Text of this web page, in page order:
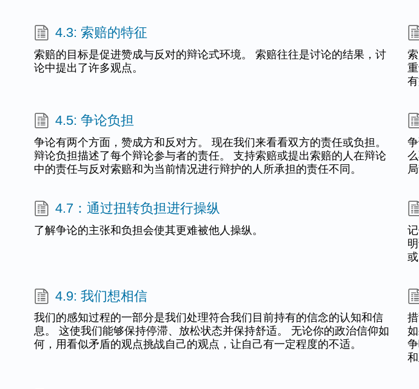
4.3: 索赔的特征
索赔的目标是促进赞成与反对的辩论式环境。 索赔往往是讨论的结果，讨
论中提出了许多观点。
有
4.5: 争论负担
争论有两个方面，赞成方和反对方。 现在我们来看看双方的责任或负担。
辩论负担描述了每个辩论参与者的责任。 支持索赔或提出索赔的人在辩论
中的责任与反对索赔和为当前情况进行辩护的人所承担的责任不同。
4.7：通过扭转负担进行操纵
了解争论的主张和负担会使其更难被他人操纵。
4.9: 我们想相信
我们的感知过程的一部分是我们处理符合我们目前持有的信念的认知和信
息。 这使我们能够保持停滞、放松状态并保持舒适。 无论你的政治信仰如
何，用看似矛盾的观点挑战自己的观点，让自己有一定程度的不适。